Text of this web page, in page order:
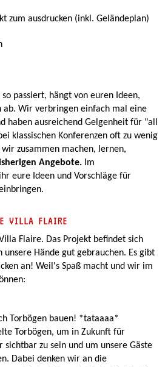
zum ausdrucken (inkl. Geländeplan)
passiert, hängt von euren Ideen,
ab. Wir verbringen einfach mal eine
haben ausreichend Gelgenheit für "all
klassischen Konferenzen oft zu wenig
zusammen machen, lernen,
Angebote. Im
eure Ideen und Vorschläge für
VILLA FLAIRE
Flaire. Das Projekt befindet sich
unsere Hände gut gebrauchen. Es gibt
an! Weil's Spaß macht und wir im
Torbögen bauen! *tataaaa*
Torbögen, um in Zukunft für
sichtbar zu sein und um unsere Gäste
Dabei denken wir an die